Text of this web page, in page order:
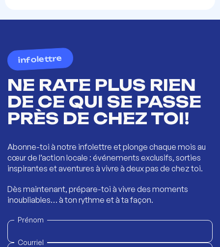
infolettre
NE RATE PLUS RIEN
DE CE QUI SE PASSE
PRÈS DE CHEZ TOI!
Abonne-toi à notre infolettre et plonge chaque mois au
cœur de l’action locale : événements exclusifs, sorties
inspirantes et aventures à vivre à deux pas de chez toi.
Dès maintenant, prépare-toi à vivre des moments
inoubliables… à ton rythme et à ta façon.
Prénom
Courriel